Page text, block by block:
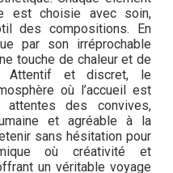
est choisie avec soin,
des compositions. En
par son irréprochable
touche de chaleur et de
Attentif et discret, le
où l’accueil est
des convives,
et agréable à la
sans hésitation pour
où créativité et
un véritable voyage